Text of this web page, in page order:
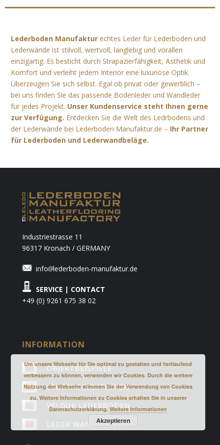
Lederboden Manufaktur echtes Leder für Lederboden und
Lederwände ist stilvoll, wertvoll, langlebig und vorallen
einzigartig. Es besticht durch Strapazierfähigkeit, Ästhetik und
Komfort und verleiht jedem Interior eine luxuriöse Optik.
Überzeugen Sie sich selbst. Egal ob privat oder gewerblich –
bei uns finden Sie das passende Bodenleder und Wandleder
für jedes Projekt. Unser Kundenservice steht Ihnen gerne
zur Verfügung. Entdecken Sie die Welt des Ledrbodens und
der Lederwände bei Lederboden Manufaktur.de – Ihr Partner
für Lederboden und Lederwandbeläge.
Industriestrasse 11
96317 Kronach / GERMANY
info lederboden-manufaktur.de
SERVICE | CONTACT
+49 (0) 9261 675 38 02
INFORMATION
OBJEKTBEISPIELE
LEDERKOLLEKTIONEN
VELOUR LEDERBODEN
LEDER WANDPANEELEN
Um unsere Webseite für Sie optimal zu gestalten und fortlaufend
verbessern zu können, verwenden wir Cookies. Durch die weitere
Nutzung der Webseite stimmen Sie der Verwendung von Cookies
zu. Weitere Informationen zu Cookies erhalten Sie in unserer
Datenschutzerklärung.Weitere Informationen
Akzeptieren